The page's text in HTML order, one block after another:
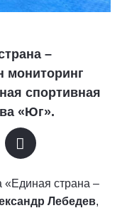
–
мониторинг
спортивная
«Юг».
«Единая страна –
Лебедев,